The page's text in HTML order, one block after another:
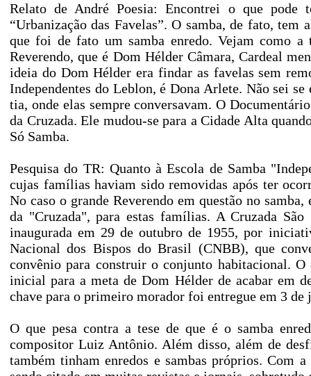
Relato de André Poesia: Encontrei o que pode
“Urbanização das Favelas”. O samba, de fato,
que foi de fato um samba enredo. Vejam como
Reverendo, que é Dom Hélder Câmara, Cardeal
ideia do Dom Hélder era findar as favelas sem
Independentes do Leblon, é Dona Arlete. Não sei
tia, onde elas sempre conversavam. O
da Cruzada. Ele mudou-se para a Cidade Alta
Só Samba.
Pesquisa do TR: Quanto à Escola de Samba
cujas famílias haviam sido removidas após ter
No caso o grande Reverendo em questão no
da "Cruzada", para estas famílias. A Cruzada
inaugurada em 29 de outubro de 1955, por
Nacional dos Bispos do Brasil (CNBB), que
convênio para construir o conjunto habitacional.
inicial para a meta de Dom Hélder de acabar em
chave para o primeiro morador foi entregue em 3 de
O que pesa contra a tese de que é o samba
compositor Luiz Antônio. Além disso, além de
também tinham enredos e sambas próprios. Com